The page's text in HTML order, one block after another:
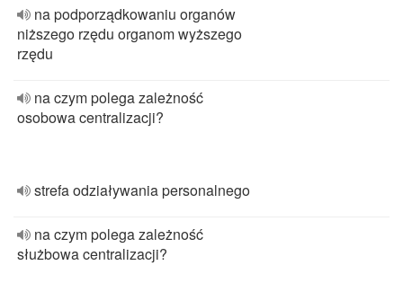
na podporządkowaniu organów
niższego rzędu organom wyższego
rzędu
na czym polega zależność
osobowa centralizacji?
strefa odziaływania personalnego
na czym polega zależność
służbowa centralizacji?